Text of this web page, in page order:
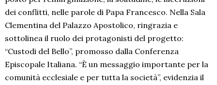
dei conflitti, nelle parole di Papa Francesco. Nella Sala
Clementina del Palazzo Apostolico, ringrazia e
sottolinea il ruolo dei protagonisti del progetto:
“Custodi del Bello”, promosso dalla Conferenza
Episcopale Italiana. “È un messaggio importante per la
comunità ecclesiale e per tutta la società”, evidenzia il